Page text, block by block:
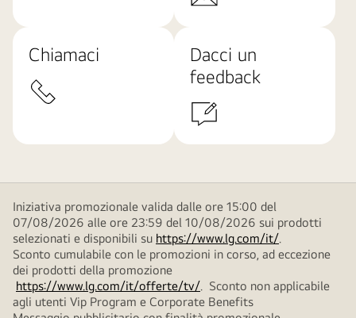
Chiamaci
Dacci un
feedback
Iniziativa promozionale valida dalle ore 15:00 del
07/08/2026 alle ore 23:59 del 10/08/2026 sui prodotti
selezionati e disponibili su https://www.lg.com/it/.
Sconto cumulabile con le promozioni in corso, ad eccezione
dei prodotti della promozione
https://www.lg.com/it/offerte/tv/. Sconto non applicabile
agli utenti Vip Program e Corporate Benefits